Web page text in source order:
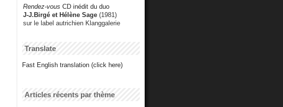
Rendez-vous CD inédit du duo
J-J.Birgé et Hélène Sage (1981)
sur le label autrichien Klanggalerie
Translate
Fast English translation (click here)
Articles récents par thème